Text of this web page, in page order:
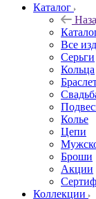
Каталог
Все
Серьги
Кольца
Колье
Цепи
Броши
Акции
Коллекции